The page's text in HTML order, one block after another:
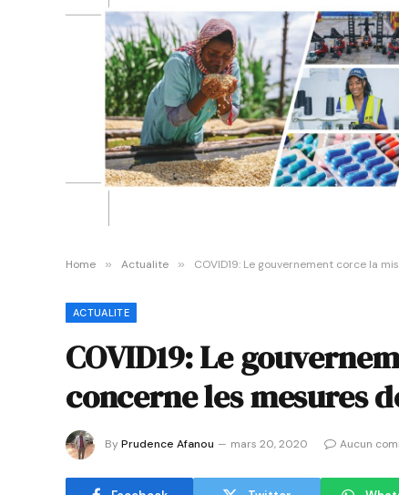
Home » Actualite » COVID19: Le gouvernement corce la
ACTUALITE
COVID19: Le
concerne les mesures
ByPrudence Afanou mars 20, 2020 Aucun